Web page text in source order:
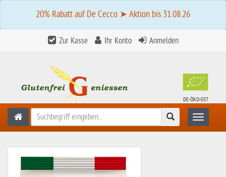
20% Rabatt auf De Cecco ➤ Aktion bis 31.08.26
Zur Kasse Ihr Konto Anmelden
DE-ÖKO-037
Suchen Toggle